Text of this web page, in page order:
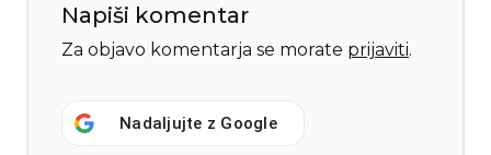
Napiši komentar
Za objavo komentarja se morate prijaviti.
Nadaljujte z Google